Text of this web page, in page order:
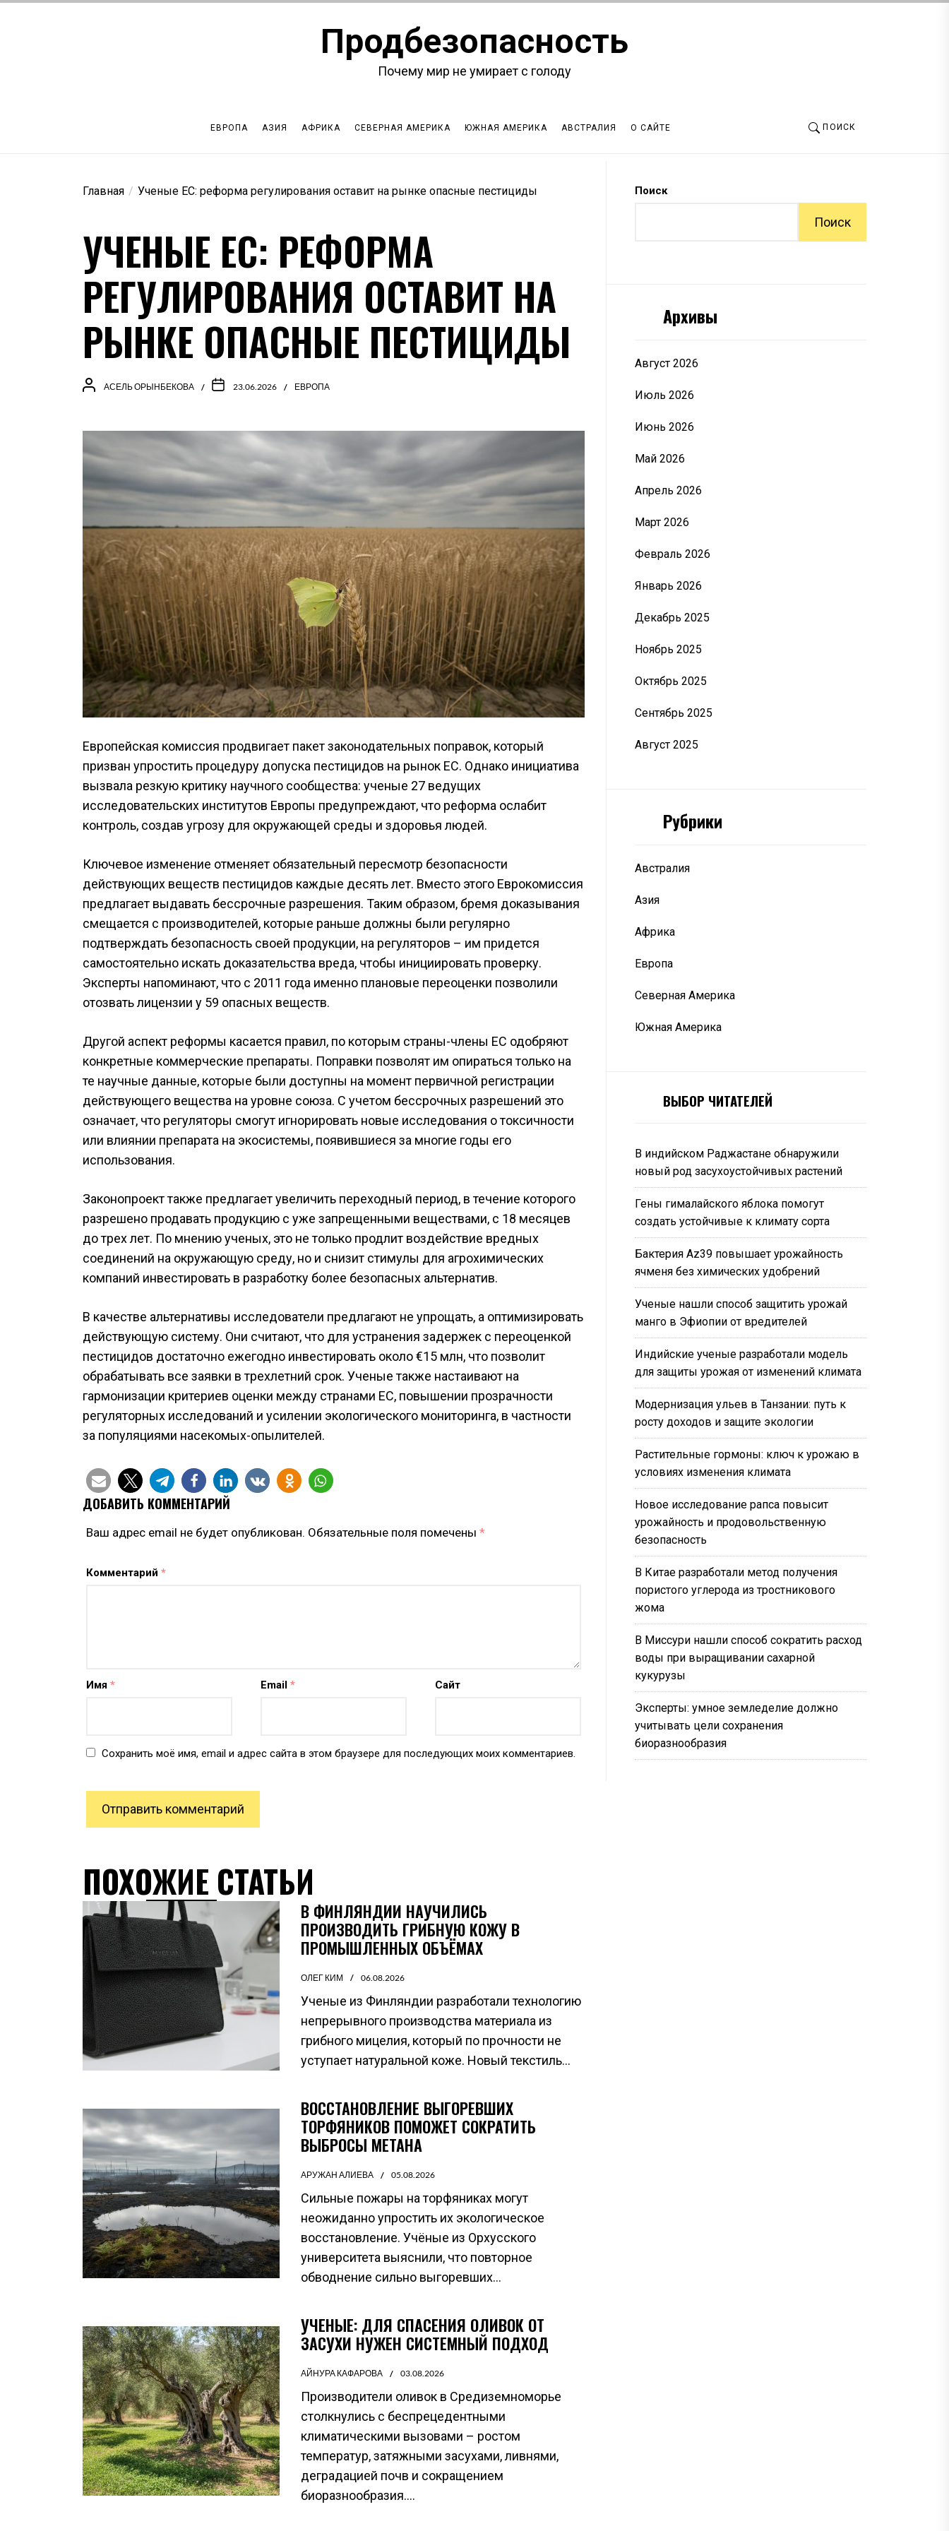
Продбезопасность
Почему мир не умирает с голоду
ЕВРОПА АЗИЯ АФРИКА СЕВЕРНАЯ АМЕРИКА ЮЖНАЯ АМЕРИКА АВСТРАЛИЯ О САЙТЕ ПОИСК
Главная Ученые ЕС: реформа регулирования оставит на рынке опасные пестициды
УЧЕНЫЕ ЕС: РЕФОРМА
РЕГУЛИРОВАНИЯ ОСТАВИТ НА
РЫНКЕ ОПАСНЫЕ ПЕСТИЦИДЫ
АСЕЛЬ ОРЫНБЕКОВА 23.06.2026 ЕВРОПА
Европейская комиссия продвигает пакет законодательных поправок, который
призван упростить процедуру допуска пестицидов на рынок ЕС. Однако инициатива
вызвала резкую критику научного сообщества: ученые 27 ведущих
исследовательских институтов Европы предупреждают, что реформа ослабит
контроль, создав угрозу для окружающей среды и здоровья людей.
Ключевое изменение отменяет обязательный пересмотр безопасности
действующих веществ пестицидов каждые десять лет. Вместо этого Еврокомиссия
предлагает выдавать бессрочные разрешения. Таким образом, бремя доказывания
смещается с производителей, которые раньше должны были регулярно
подтверждать безопасность своей продукции, на регуляторов – им придется
самостоятельно искать доказательства вреда, чтобы инициировать проверку.
Эксперты напоминают, что с 2011 года именно плановые переоценки позволили
отозвать лицензии у 59 опасных веществ.
Другой аспект реформы касается правил, по которым страны-члены ЕС одобряют
конкретные коммерческие препараты. Поправки позволят им опираться только на
те научные данные, которые были доступны на момент первичной регистрации
действующего вещества на уровне союза. С учетом бессрочных разрешений это
означает, что регуляторы смогут игнорировать новые исследования о токсичности
или влиянии препарата на экосистемы, появившиеся за многие годы его
использования.
Законопроект также предлагает увеличить переходный период, в течение которого
разрешено продавать продукцию с уже запрещенными веществами, с 18 месяцев
до трех лет. По мнению ученых, это не только продлит воздействие вредных
соединений на окружающую среду, но и снизит стимулы для агрохимических
компаний инвестировать в разработку более безопасных альтернатив.
В качестве альтернативы исследователи предлагают не упрощать, а оптимизировать
действующую систему. Они считают, что для устранения задержек с переоценкой
пестицидов достаточно ежегодно инвестировать около €15 млн, что позволит
обрабатывать все заявки в трехлетний срок. Ученые также настаивают на
гармонизации критериев оценки между странами ЕС, повышении прозрачности
регуляторных исследований и усилении экологического мониторинга, в частности
за популяциями насекомых-опылителей.
ДОБАВИТЬ КОММЕНТАРИЙ
Ваш адрес email не будет опубликован. Обязательные поля помечены *
Комментарий *
Имя * Email * Сайт
Сохранить моё имя, email и адрес сайта в этом браузере для последующих моих комментариев.
ПОХОЖИЕ СТАТЬИ
В ФИНЛЯНДИИ НАУЧИЛИСЬ
ПРОИЗВОДИТЬ ГРИБНУЮ КОЖУ В
ПРОМЫШЛЕННЫХ ОБЪЁМАХ
ОЛЕГ КИМ 06.08.2026
Ученые из Финляндии разработали технологию
непрерывного производства материала из
грибного мицелия, который по прочности не
уступает натуральной коже. Новый текстиль...
ВОССТАНОВЛЕНИЕ ВЫГОРЕВШИХ
ТОРФЯНИКОВ ПОМОЖЕТ СОКРАТИТЬ
ВЫБРОСЫ МЕТАНА
АРУЖАН АЛИЕВА 05.08.2026
Сильные пожары на торфяниках могут
неожиданно упростить их экологическое
восстановление. Учёные из Орхусского
университета выяснили, что повторное
обводнение сильно выгоревших...
УЧЕНЫЕ: ДЛЯ СПАСЕНИЯ ОЛИВОК ОТ
ЗАСУХИ НУЖЕН СИСТЕМНЫЙ ПОДХОД
АЙНУРА КАФАРОВА 03.08.2026
Производители оливок в Средиземноморье
столкнулись с беспрецедентными
климатическими вызовами – ростом
температур, затяжными засухами, ливнями,
деградацией почв и сокращением
биоразнообразия....
Поиск
Поиск
Архивы
Август 2026
Июль 2026
Июнь 2026
Май 2026
Апрель 2026
Март 2026
Февраль 2026
Январь 2026
Декабрь 2025
Ноябрь 2025
Октябрь 2025
Сентябрь 2025
Август 2025
Рубрики
Австралия
Азия
Африка
Европа
Северная Америка
Южная Америка
ВЫБОР ЧИТАТЕЛЕЙ
В индийском Раджастане обнаружили
новый род засухоустойчивых растений
Гены гималайского яблока помогут
создать устойчивые к климату сорта
Бактерия Az39 повышает урожайность
ячменя без химических удобрений
Ученые нашли способ защитить урожай
манго в Эфиопии от вредителей
Индийские ученые разработали модель
для защиты урожая от изменений климата
Модернизация ульев в Танзании: путь к
росту доходов и защите экологии
Растительные гормоны: ключ к урожаю в
условиях изменения климата
Новое исследование рапса повысит
урожайность и продовольственную
безопасность
В Китае разработали метод получения
пористого углерода из тростникового
жома
В Миссури нашли способ сократить расход
воды при выращивании сахарной
кукурузы
Эксперты: умное земледелие должно
учитывать цели сохранения
биоразнообразия